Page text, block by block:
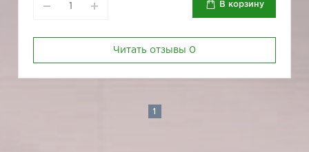
В корзину
Читать отзывы 0
1